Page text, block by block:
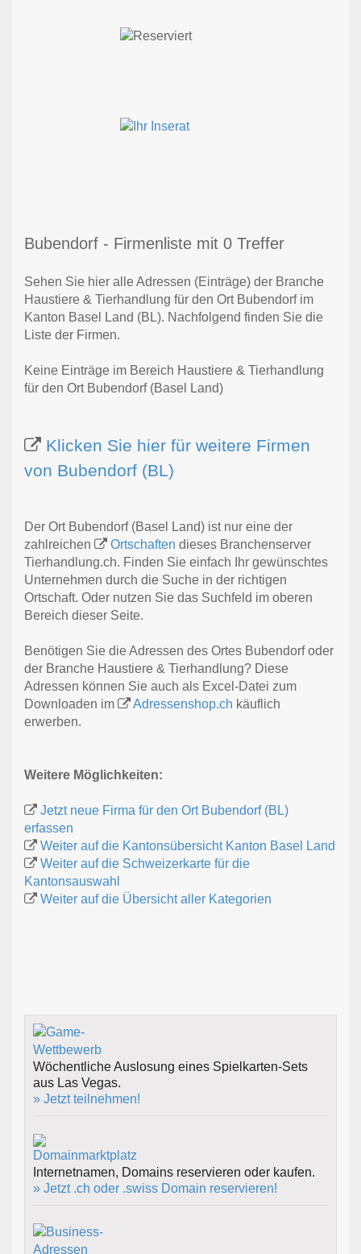
Bubendorf - Firmenliste mit 0 Treffer
Sehen Sie hier alle Adressen (Einträge) der Branche
Haustiere & Tierhandlung für den Ort Bubendorf im
Kanton Basel Land (BL). Nachfolgend finden Sie die
Liste der Firmen.
Keine Einträge im Bereich Haustiere & Tierhandlung
für den Ort Bubendorf (Basel Land)
Klicken Sie hier für weitere Firmen
von Bubendorf (BL)
Der Ort Bubendorf (Basel Land) ist nur eine der
zahlreichen
Ortschaften dieses Branchenserver
Tierhandlung.ch. Finden Sie einfach Ihr gewünschtes
Unternehmen durch die Suche in der richtigen
Ortschaft. Oder nutzen Sie das Suchfeld im oberen
Bereich dieser Seite.
Benötigen Sie die Adressen des Ortes Bubendorf oder
der Branche Haustiere & Tierhandlung? Diese
Adressen können Sie auch als Excel-Datei zum
Downloaden im
Adressenshop.ch käuflich
erwerben.
Weitere Möglichkeiten:
Jetzt neue Firma für den Ort Bubendorf (BL)
erfassen
Weiter auf die Kantonsübersicht Kanton Basel Land
Weiter auf die Schweizerkarte für die
Kantonsauswahl
Weiter auf die Übersicht aller Kategorien
Wöchentliche Auslosung eines Spielkarten-Sets
aus Las Vegas.
» Jetzt teilnehmen!
Internetnamen, Domains reservieren oder kaufen.
» Jetzt .ch oder .swiss Domain reservieren!